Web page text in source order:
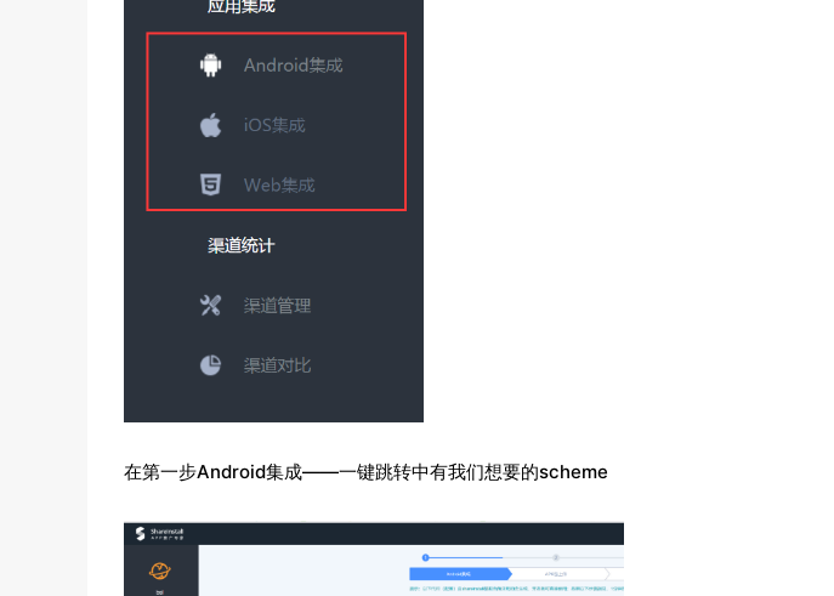
在第一步Android集成——一键跳转中有我们想要的scheme